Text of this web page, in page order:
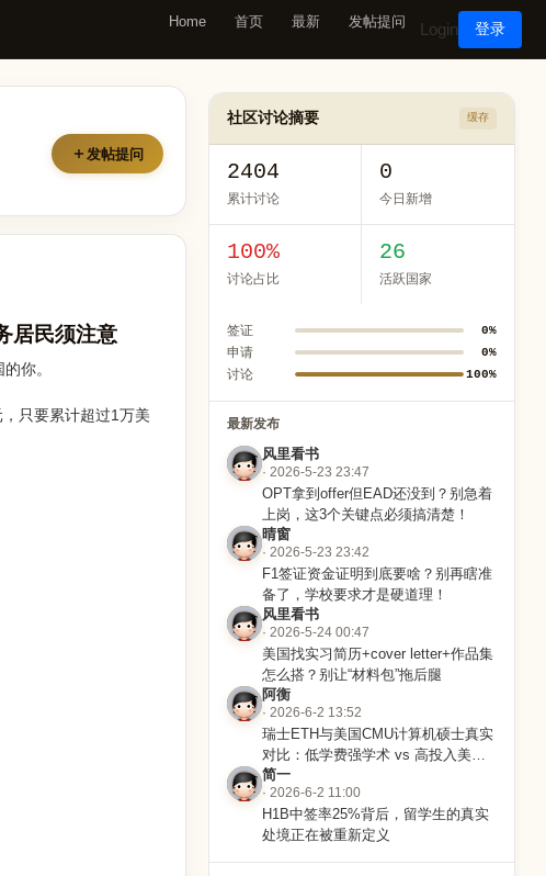
Home 首页 最新 发帖提问 Login 登录
发帖提问
居民须注意
你。
只要累计超过1万美
社区讨论摘要 缓存
2404
累计讨论
0
今日新增
100%
讨论占比
26
活跃国家
签证 0%
申请 0%
讨论 100%
最新发布
风里看书
· 2026-5-23 23:47
OPT拿到offer但EAD还没到？别急着
上岗，这3个关键点必须搞清楚！
晴窗
· 2026-5-23 23:42
F1签证资金证明到底要啥？别再瞎准
备了，学校要求才是硬道理！
风里看书
· 2026-5-24 00:47
美国找实习简历+cover letter+作品集
怎么搭？别让“材料包”拖后腿
阿衡
· 2026-6-2 13:52
瑞士ETH与美国CMU计算机硕士真实
对比：低学费强学术 vs 高投入美国
就业网
简一
· 2026-6-2 11:00
H1B中签率25%背后，留学生的真实
处境正在被重新定义